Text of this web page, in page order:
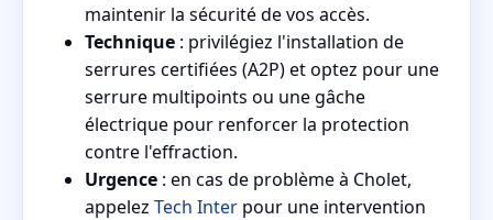
maintenir la sécurité de vos accès.
Technique : privilégiez l'installation de
serrures certifiées (A2P) et optez pour une
serrure multipoints ou une gâche
électrique pour renforcer la protection
contre l'effraction.
Urgence : en cas de problème à Cholet,
appelez Tech Inter pour une intervention